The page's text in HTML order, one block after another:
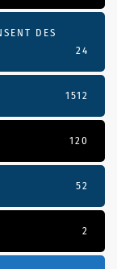
DES
24
1512
120
52
2